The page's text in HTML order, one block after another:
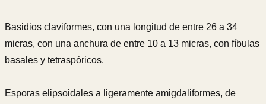
Basidios claviformes, con una longitud de entre 26 a 34
micras, con una anchura de entre 10 a 13 micras, con fíbulas
basales y tetraspóricos.
Esporas elipsoidales a ligeramente amigdaliformes, de